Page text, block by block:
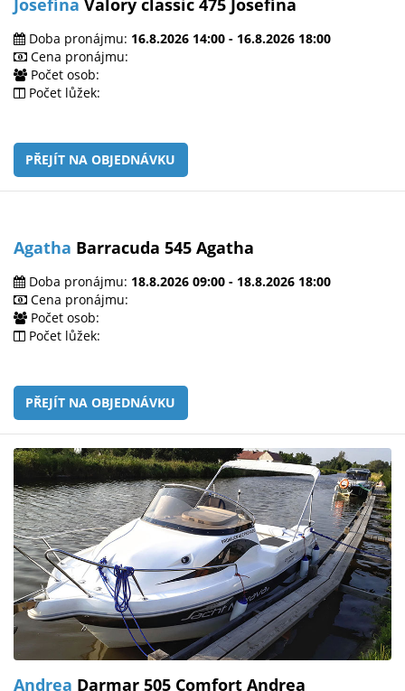
Josefína Valory classic 475 Josefína
Doba pronájmu: 16.8.2026 14:00 - 16.8.2026 18:00
Cena pronájmu:
Počet osob:
Počet lůžek:
PŘEJÍT NA OBJEDNÁVKU
Agatha Barracuda 545 Agatha
Doba pronájmu: 18.8.2026 09:00 - 18.8.2026 18:00
Cena pronájmu:
Počet osob:
Počet lůžek:
PŘEJÍT NA OBJEDNÁVKU
Andrea Darmar 505 Comfort Andrea